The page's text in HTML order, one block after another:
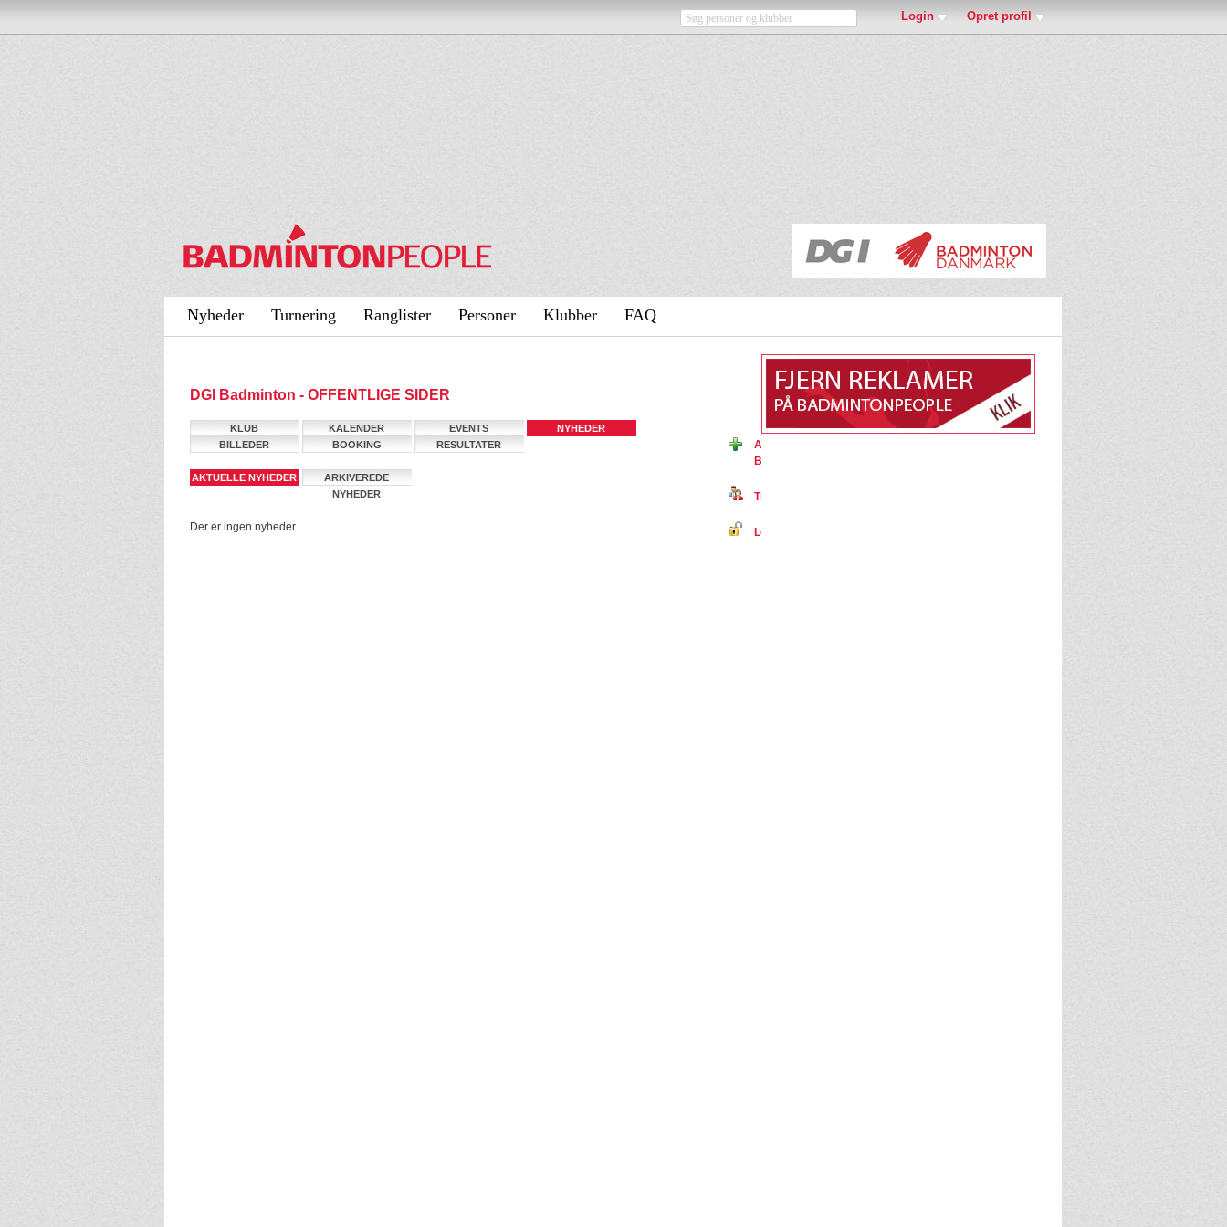
Login Opret profil
Nyheder Turnering Ranglister Personer Klubber FAQ
DGI Badminton - OFFENTLIGE SIDER
KLUB KALENDER EVENTS
NYHEDER
BILLEDER
BOOKING RESULTATER
AKTUELLE NYHEDER
ARKIVEREDE
NYHEDER
Der er ingen nyheder
Ansøg om medlemsskab af DGI
Badminton på BadmintonPeople
Tilmeld dig BadmintonPeople
Log ind på BadmintonPeople